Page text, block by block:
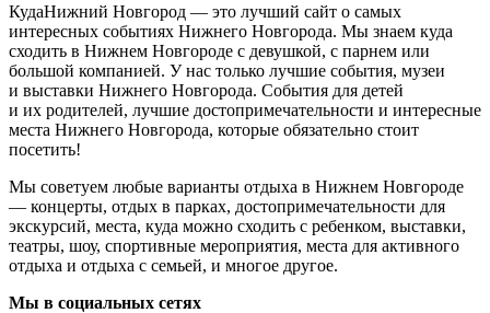
КудаНижний Новгород — это лучший сайт о самых
интересных событиях Нижнего Новгорода. Мы знаем куда
сходить в Нижнем Новгороде с девушкой, с парнем или
большой компанией. У нас только лучшие события, музеи
и выставки Нижнего Новгорода. События для детей
и их родителей, лучшие достопримечательности и интересные
места Нижнего Новгорода, которые обязательно стоит
посетить!
Мы советуем любые варианты отдыха в Нижнем Новгороде
— концерты, отдых в парках, достопримечательности для
экскурсий, места, куда можно сходить с ребенком, выставки,
театры, шоу, спортивные мероприятия, места для активного
отдыха и отдыха с семьей, и многое другое.
Мы в социальных сетях